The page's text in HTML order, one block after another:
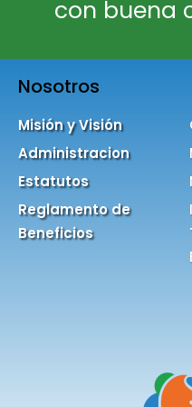
con buena
Nosotros
Misión y Visión
Administracion
Estatutos
Reglamento de
Beneficios